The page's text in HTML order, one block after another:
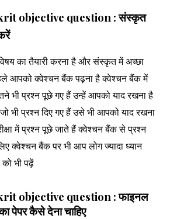
objective question : संस्कृत
का तैयारी करना है और संस्कृत में अच्छा
आपको क्वेश्चन बैंक पढ़ना है क्वेश्चन बैंक में
भी प्रश्न पूछे गए हैं उन्हें आपको याद रखना है
भी प्रश्न दिए गए हैं उसे भी आपको याद रखना
में प्रश्न पूछे जाते हैं क्वेश्चन बैंक से प्रश्न
क्वेश्चन बैंक पर भी आप लोग ज्यादा ध्यान
भी पढ़ें
objective question : फाइनल
पेपर कैसे देना चाहिए